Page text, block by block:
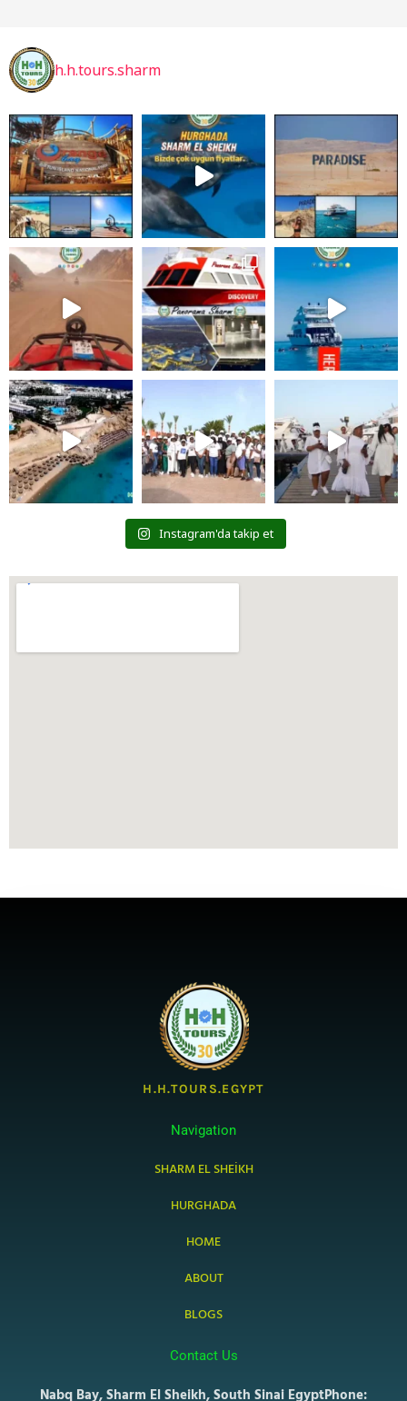
h.h.tours.sharm
Instagram'da takip et
H.H.TOURS.EGYPT
Navigation
SHARM EL SHEIKH
HURGHADA
HOME
ABOUT
BLOGS
Contact Us
Nabq Bay, Sharm El Sheikh, South Sinai EgyptPhone: